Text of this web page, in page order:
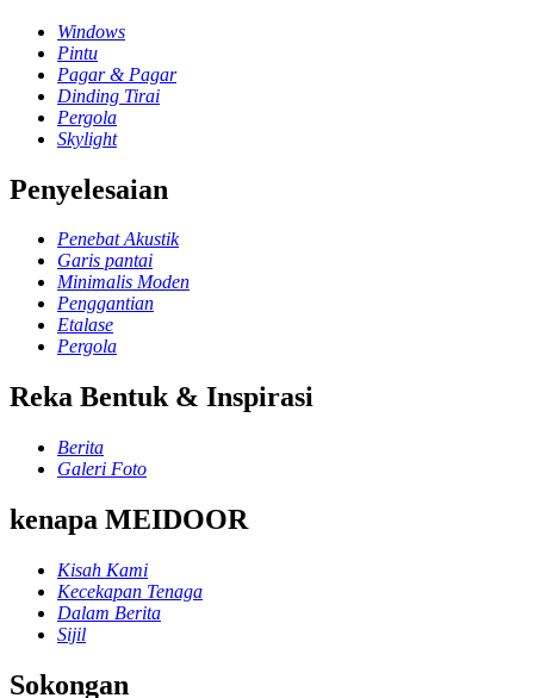
Windows
Pintu
Pagar & Pagar
Dinding Tirai
Pergola
Skylight
Penyelesaian
Penebat Akustik
Garis pantai
Minimalis Moden
Penggantian
Etalase
Pergola
Reka Bentuk & Inspirasi
Berita
Galeri Foto
kenapa MEIDOOR
Kisah Kami
Kecekapan Tenaga
Dalam Berita
Sijil
Sokongan